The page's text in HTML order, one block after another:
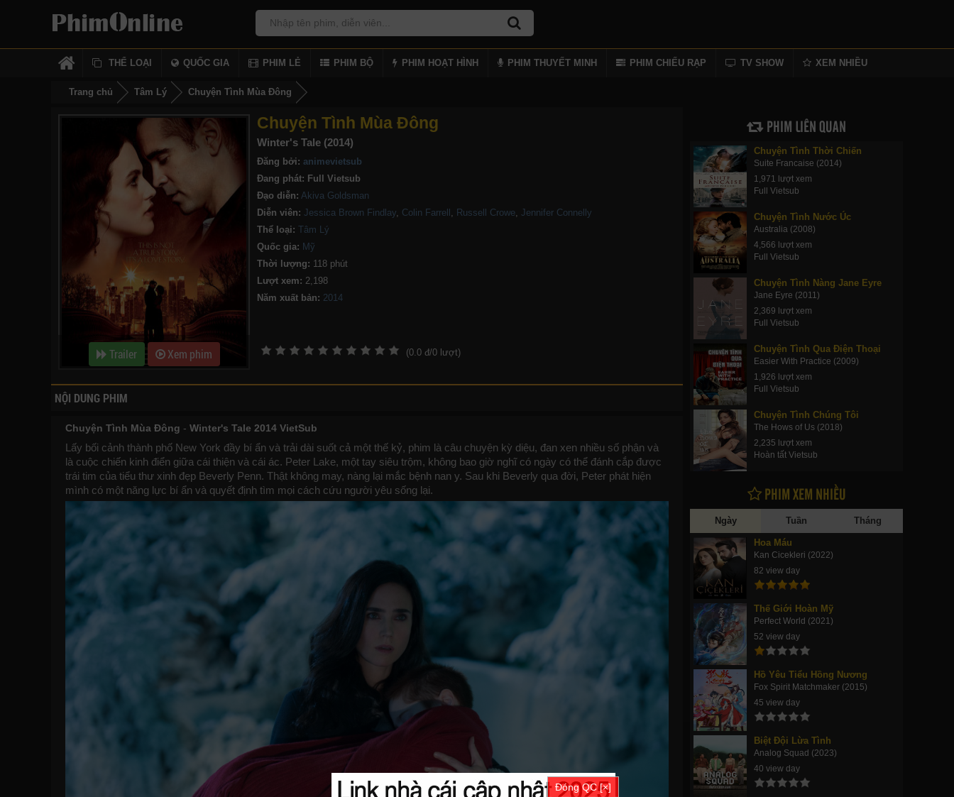
THỂ LOẠI QUỐC GIA PHIM LẺ PHIM BỘ PHIM HOẠT HÌNH PHIM THUYẾT MINH PHIM CHIẾU RẠP TV SHOW XEM NHIỀU
Trang chủ Tâm Lý Chuyện Tình Mùa Đông
Trailer Xem phim
Chuyện Tình Mùa Đông
Winter's Tale (2014)
Đăng bởi: animevietsub
Đang phát: Full Vietsub
Đạo diễn: Akiva Goldsman
Diễn viên: Jessica Brown Findlay, Colin Farrell , Russell Crowe, Jennifer Connelly
Thể loại: Tâm Lý
Quốc gia: Mỹ
Thời lượng: 118 phút
Lượt xem: 2,198
Năm xuất bản:
(0.0 đ/0 lượt)
NỘI DUNG PHIM
Chuyện Tình Mùa Đông - Winter's Tale 2014 VietSub
Lấy bối cảnh thành phố New York đầy bí ẩn và trải dài suốt cả một thế kỷ, phim là câu chuyện kỳ diệu, đan xen nhiều số phận và
là cuộc chiến kinh điển giữa cái thiện và cái ác. Peter Lake, một tay siêu trộm, không bao giờ nghĩ có ngày có thể đánh cắp được
trái tim của tiểu thư xinh đẹp Beverly Penn. Thật không may, nàng lại mắc bệnh nan y. Sau khi Beverly qua đời, Peter phát hiện
mình có một năng lực bí ẩn và quyết định tìm mọi cách cứu người yêu sống lại.
PHIM LIÊN QUAN
Chuyện Tình Thời Chiến
Suite Francaise (2014)
1,971 lượt xem
Full Vietsub
Chuyện Tình Nước Úc
Australia (2008)
4,566 lượt xem
Full Vietsub
Chuyện Tình Nàng Jane Eyre
Jane Eyre (2011)
2,369 lượt xem
Full Vietsub
Chuyện Tình Qua Điện Thoại
Easier With Practice (2009)
1,926 lượt xem
Full Vietsub
Chuyện Tình Chúng Tôi
The Hows of Us (2018)
2,235 lượt xem
Hoàn tất Vietsub
PHIM XEM NHIỀU
Ngày Tuần Tháng
Hoa Máu
Kan Cicekleri (2022)
82 view day
Thế Giới Hoàn Mỹ
Perfect World (2021)
52 view day
Hồ Yêu Tiểu Hồng Nương
Fox Spirit Matchmaker (2015)
45 view day
Biệt Đội Lừa Tình
Analog Squad (2023)
40 view day
Đóng QC [×]